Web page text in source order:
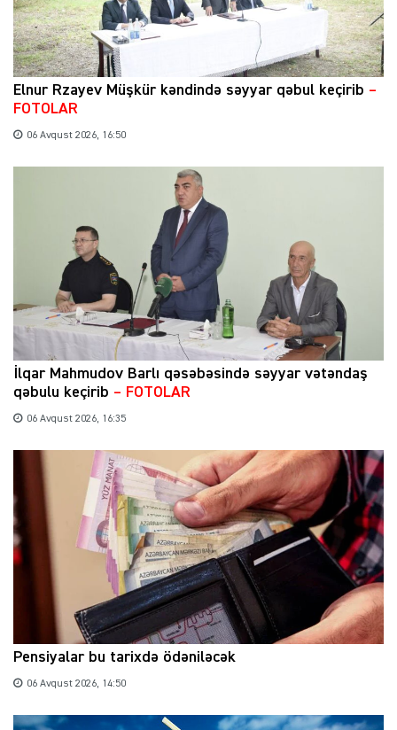
Elnur Rzayev Müşkür kəndində səyyar qəbul keçirib –
FOTOLAR
06 Avqust 2026, 16:50
İlqar Mahmudov Barlı qəsəbəsində səyyar vətəndaş
qəbulu keçirib – FOTOLAR
06 Avqust 2026, 16:35
Pensiyalar bu tarixdə ödəniləcək
06 Avqust 2026, 14:50